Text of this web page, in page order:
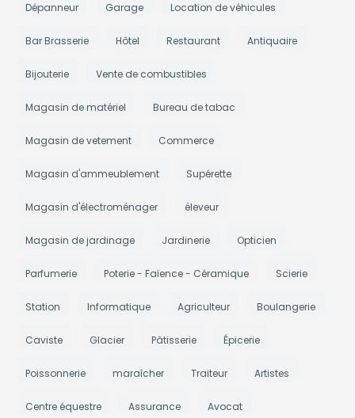
Dépanneur Garage Location de véhicules
Bar Brasserie Hôtel Restaurant Antiquaire
Bijouterie Vente de combustibles
Magasin de matériel Bureau de tabac
Magasin de vetement Commerce
Magasin d'ammeublement Supérette
Magasin d'électroménager éleveur
Magasin de jardinage Jardinerie Opticien
Parfumerie Poterie - Faïence - Céramique Scierie
Station Informatique Agriculteur Boulangerie
Caviste Glacier Pâtisserie Épicerie
Poissonnerie maraîcher Traiteur Artistes
Centre équestre Assurance Avocat